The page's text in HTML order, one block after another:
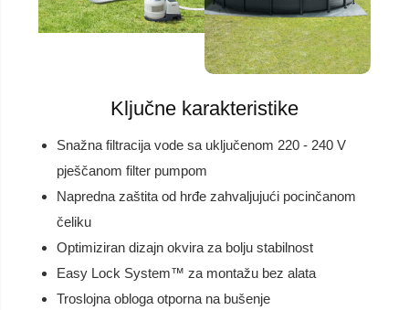
Ključne karakteristike
Snažna filtracija vode sa uključenom 220 - 240 V
pješčanom filter pumpom
Napredna zaštita od hrđe zahvaljujući pocinčanom
čeliku
Optimiziran dizajn okvira za bolju stabilnost
Easy Lock System™ za montažu bez alata
Troslojna obloga otporna na bušenje